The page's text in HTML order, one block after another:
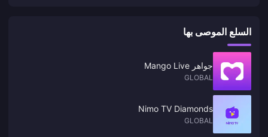
السلع الموصى بها
جواهر Mango Live
GLOBAL
Nimo TV Diamonds
GLOBAL